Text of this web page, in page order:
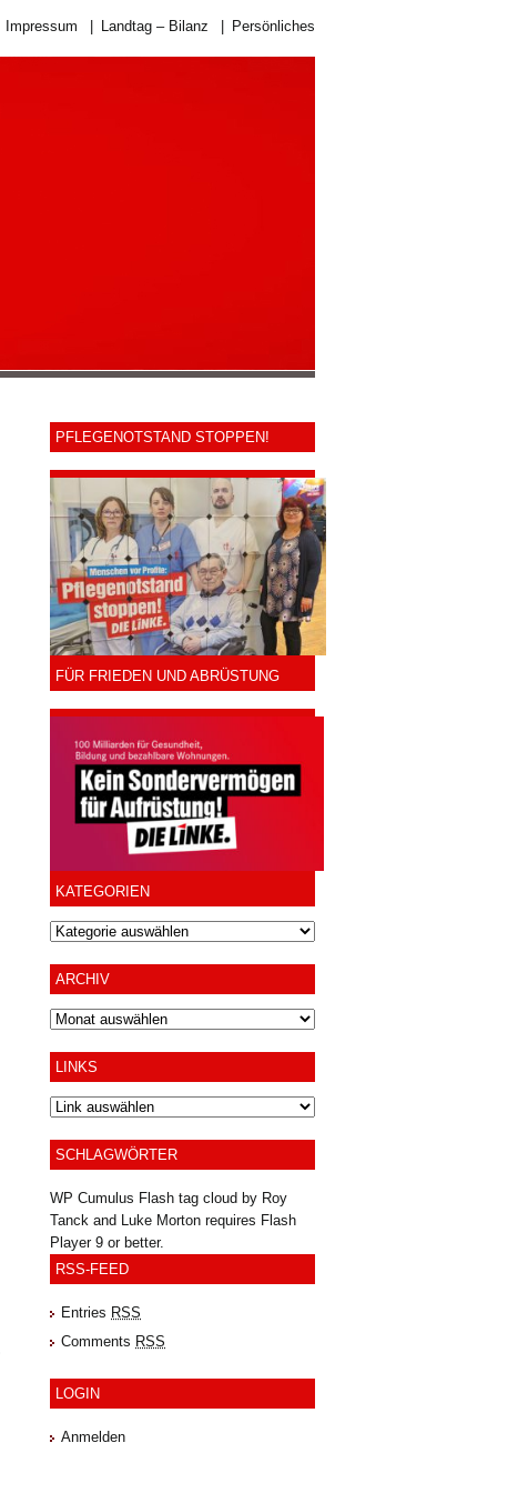
Impressum Landtag – Bilanz Persönliches
PFLEGENOTSTAND STOPPEN!
FÜR FRIEDEN UND ABRÜSTUNG
KATEGORIEN
ARCHIV
Archiv
LINKS
SCHLAGWÖRTER
WP Cumulus Flash tag cloud by Roy
Tanck and Luke Morton requires Flash
Player9 or better.
RSS-FEED
Entries RSS
Comments RSS
LOGIN
Anmelden